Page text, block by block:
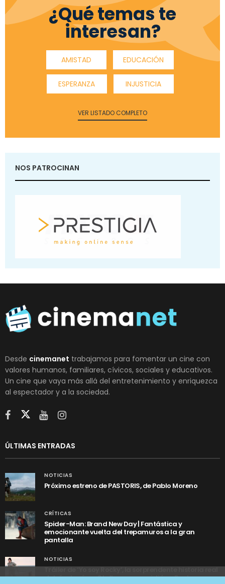
¿Qué temas te
interesan?
AMISTAD EDUCACIÓN
ESPERANZA INJUSTICIA
VER LISTADO COMPLETO
NOS PATROCINAN
Desde cinemanet trabajamos para fomentar un cine con
valores humanos, familiares, cívicos, sociales y educativos.
Un cine que vaya más allá del entretenimiento y enriquezca
al espectador y a la sociedad.
ÚLTIMAS ENTRADAS
NOTICIAS
Próximo estreno de PASTORIS, de Pablo Moreno
CRÍTICAS
Spider-Man: Brand New Day | Fantástica y
emocionante vuelta del trepamuros a la gran
pantalla
NOTICIAS
Tráiler de ‘Yo soy Rocky’, la sorprendente historia real
detrás de cómo Stallone se convirtió en Rocky